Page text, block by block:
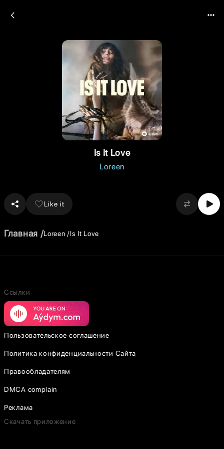
Is It Love
Loreen
Like it
Главная Loreen Is It Love
Ссылки
Пользовательское соглашение
Политика конфиденциальности Сайта
Правообладателям
DMCA complain
Реклама
Скачать приложение